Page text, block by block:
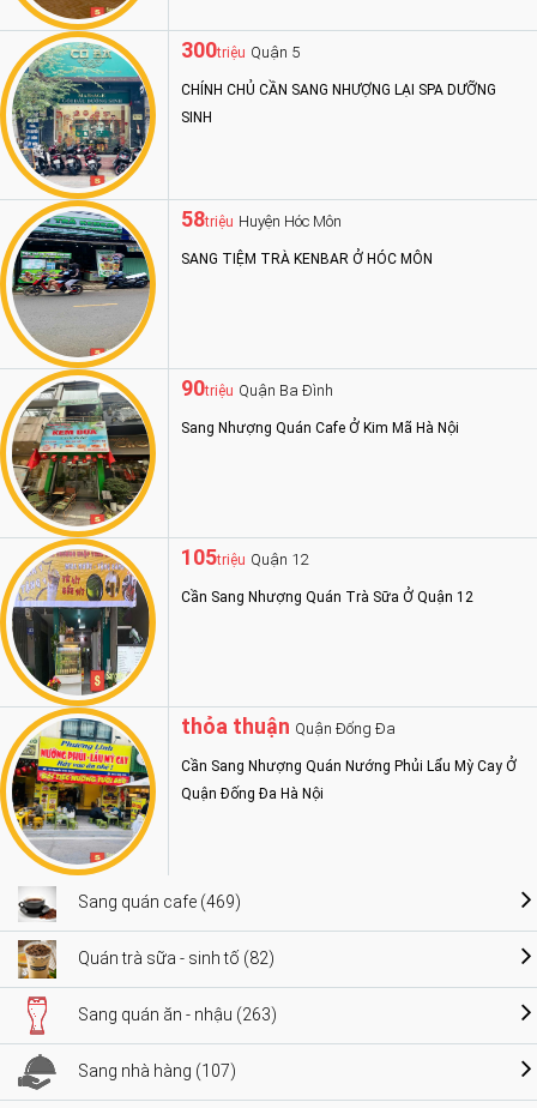
300triệu Quận 5
CHÍNH CHỦ CẦN SANG NHƯỢNG LẠI SPA DƯỠNG
SINH
58triệu Huyện Hóc Môn
SANG TIỆM TRÀ KENBAR Ở HÓC MÔN
90triệu Quận Ba Đình
Sang Nhượng Quán Cafe Ở Kim Mã Hà Nội
105triệu Quận 12
Cần Sang Nhượng Quán Trà Sữa Ở Quận 12
thỏa thuận Quận Đống Đa
Cần Sang Nhượng Quán Nướng Phủi Lẩu Mỳ Cay Ở
Quận Đống Đa Hà Nội
Sang quán cafe (469)
Quán trà sữa - sinh tố (82)
Sang quán ăn - nhậu (263)
Sang nhà hàng (107)